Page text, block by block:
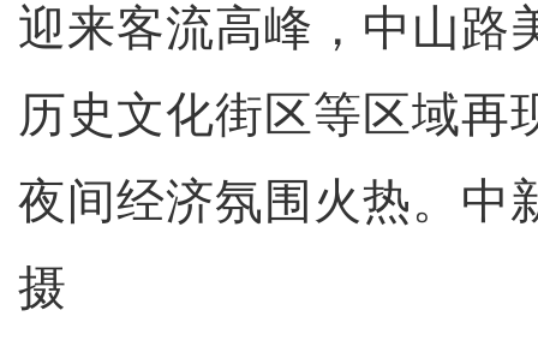
迎来客流高峰，中山路
历史文化街区等区域再
夜间经济氛围火热。中
摄